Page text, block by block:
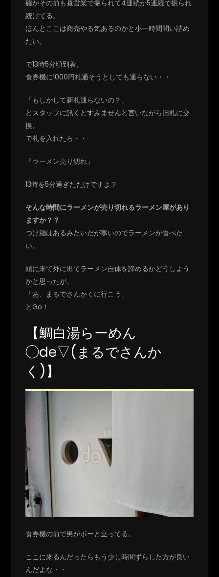
確かその前も昼営業で振られて4連続か5連続で振られ
続けてる。
ほんとここは商売やる気あるのかと小一時間問い詰め
たい。
で13時5分頃到着。
食券機に1000円札通そうとしても通らない・・
「もしかして新札通らないの？」
とスタッフに訊くとすみませんと言いながら旧札に交
換。
で札を入れたら・・
「ラーメン売り切れ」
13時を5分過ぎただけですよ？
そんな時間にラーメンが売り切れるラーメン屋があり
ますか？？
つけ麺はあるみたいだが寒いのでラーメンが食べた
い。
頭に来て外に出てラーメン自体を諦めるかどうしよう
かと思ったが、
「あ、まるでさんかくに行こう」
とGo！
【鯛白湯らーめん
◯de▽(まるでさんか
く)】
食券機の前で男がボーと立ってる。
ここに来るんだったらもう少し時間ずらした方が良い
んだよな・・